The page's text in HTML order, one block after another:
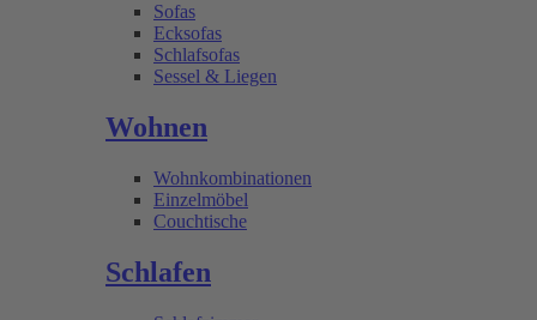
Sofas
Ecksofas
Schlafsofas
Sessel & Liegen
Wohnen
Wohnkombinationen
Einzelmöbel
Couchtische
Schlafen